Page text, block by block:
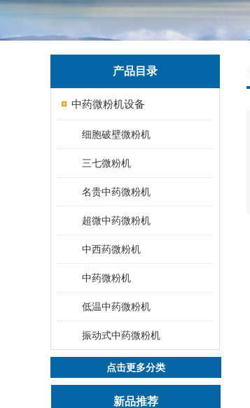
产品目录
中药微粉机设备
细胞破壁微粉机
三七微粉机
名贵中药微粉机
超微中药微粉机
中西药微粉机
中药微粉机
低温中药微粉机
振动式中药微粉机
点击更多分类
新品推荐